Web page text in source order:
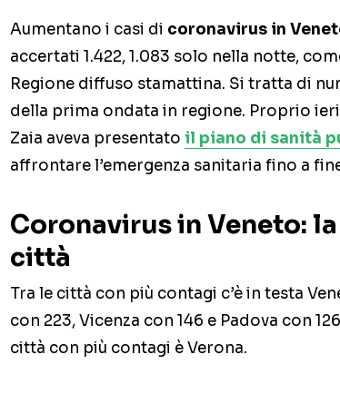
Aumentano i casi di coronavirus in
accertati 1.422, 1.083 solo nella notte,
Regione diffuso stamattina. Si tratta di
della prima ondata in regione. Proprio
Zaia aveva presentato il piano di sanità
affrontare l’emergenza sanitaria fino a
Coronavirus in Veneto:
città
Tra le città con più contagi c’è in testa
con 223, Vicenza con 146 e Padova con
città con più contagi è Verona.